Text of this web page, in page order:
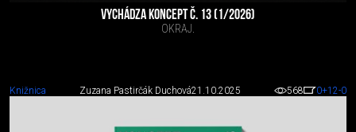
VYCHÁDZA KONCEPT Č. 13 (1/2026)
OKRAJ.
Knižnica Zuzana Pastirčák Duchová21.10.2025 568 0+12-0